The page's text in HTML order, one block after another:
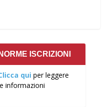
NORME ISCRIZIONI
qui per leggere
informazioni